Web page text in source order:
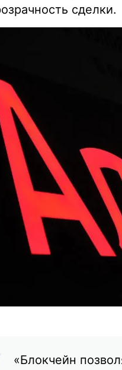
сделки.
«Блокчейн